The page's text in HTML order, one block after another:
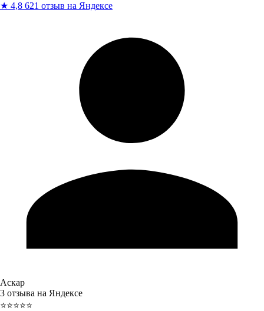
★ 4,8 621 отзыв на Яндексе
Аскар
3 отзыва на Яндексе
⭐⭐⭐⭐⭐